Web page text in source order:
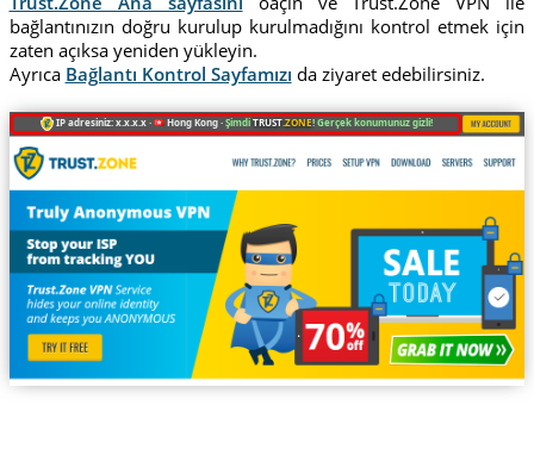
bağlantınızın doğru kurulup kurulmadığını kontrol etmek için
zaten açıksa yeniden yükleyin.
Ayrıca Bağlantı Kontrol Sayfamızı da ziyaret edebilirsiniz.
IP adresiniz: x.x.x.x · Hong Kong ·ŞimdiTRUST.ZONE! Gerçek konumunuz gizli!